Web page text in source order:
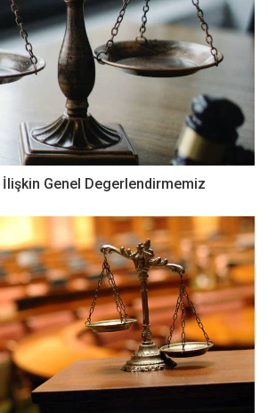
İlişkin Genel Degerlendirmemiz